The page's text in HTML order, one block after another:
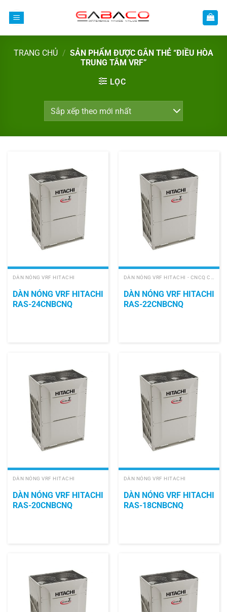
TRANG CHỦ / SẢN PHẨM ĐƯỢC GẮN THẺ “ĐIỀU HÒA
TRUNG TÂM VRF”
LỌC
DÀN NÓNG VRF HITACHI
DÀN NÓNG VRF HITACHI
RAS-24CNBCNQ
DÀN NÓNG VRF HITACHI - CNCQ COOLING ONLY
DÀN NÓNG VRF HITACHI
RAS-22CNBCNQ
DÀN NÓNG VRF HITACHI
DÀN NÓNG VRF HITACHI
RAS-20CNBCNQ
DÀN NÓNG VRF HITACHI
DÀN NÓNG VRF HITACHI
RAS-18CNBCNQ